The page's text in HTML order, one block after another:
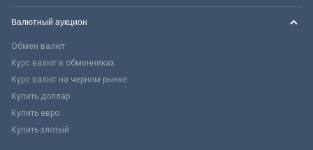
Валютный аукцион
Обмен валют
Курс валют в обменниках
Курс валют на черном рынке
Купить доллар
Купить евро
Купить злотый